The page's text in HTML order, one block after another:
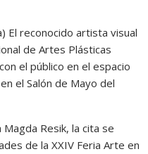
El reconocido artista visual
de Artes Plásticas
el público en el espacio
el Salón de Mayo del
Resik, la cita se
de la XXIV Feria Arte en